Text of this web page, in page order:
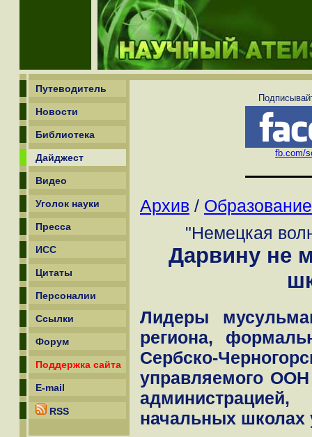
Путеводитель
Новости
Библиотека
Дайджест
Видео
Уголок науки
Пресса
ИСС
Цитаты
Персоналии
Ссылки
Форум
Поддержка сайта
E-mail
RSS
fb.com/
Архив / Образование
"Немецкая
Дарвину не
Лидеры
региона,
Сербско-
управляемого
начальных школах